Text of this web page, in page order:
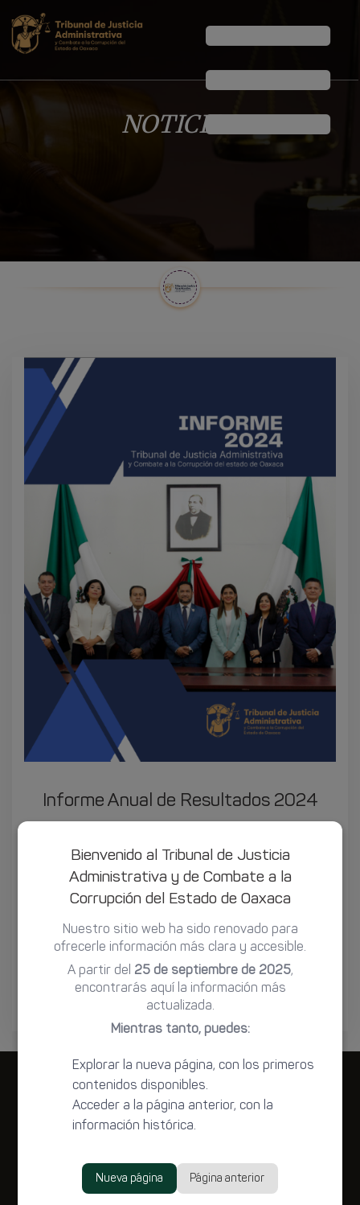
Bienvenido al Tribunal de Justicia
Administrativa y de Combate a la
Corrupción del Estado de Oaxaca
Nuestro sitio web ha sido renovado para
ofrecerle información más clara y accesible.
A partir del 25 de septiembre de 2025,
encontrarás aquí la información más
actualizada.
Mientras tanto, puedes:
Explorar la nueva página, con los primeros
contenidos disponibles.
Acceder a la página anterior, con la
información histórica.
Nueva página Página anterior
NOTICIAS
Informe Anual de Resultados 2024
Informe anual de resultados del Tribunal de Justicia
Administrativa y Combate a la Corrupción del Estado
Descargar documento completo:Informe Anual de
Resultados 2024.pdf
Miguel Hidalgo, No. 215, Centro, Oaxaca de Juárez, Oax.
C.P. 68000